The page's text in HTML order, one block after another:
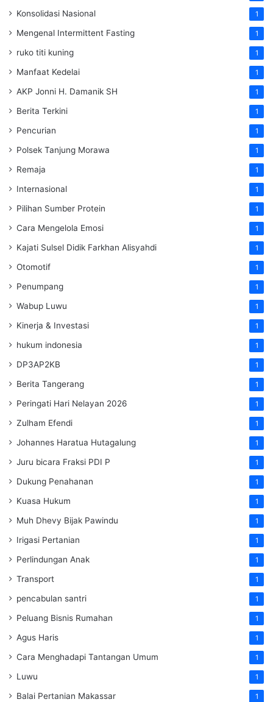
Konsolidasi Nasional 1
Mengenal Intermittent Fasting 1
ruko titi kuning 1
Manfaat Kedelai 1
AKP Jonni H. Damanik SH 1
Berita Terkini 1
Pencurian 1
Polsek Tanjung Morawa 1
Remaja 1
Internasional 1
Pilihan Sumber Protein 1
Cara Mengelola Emosi 1
Kajati Sulsel Didik Farkhan Alisyahdi 1
Otomotif 1
Penumpang 1
Wabup Luwu 1
Kinerja & Investasi 1
hukum indonesia 1
DP3AP2KB 1
Berita Tangerang 1
Peringati Hari Nelayan 2026 1
Zulham Efendi 1
Johannes Haratua Hutagalung 1
Juru bicara Fraksi PDI P 1
Dukung Penahanan 1
Kuasa Hukum 1
Muh Dhevy Bijak Pawindu 1
Irigasi Pertanian 1
Perlindungan Anak 1
Transport 1
pencabulan santri 1
Peluang Bisnis Rumahan 1
Agus Haris 1
Cara Menghadapi Tantangan Umum 1
Luwu 1
Balai Pertanian Makassar 1